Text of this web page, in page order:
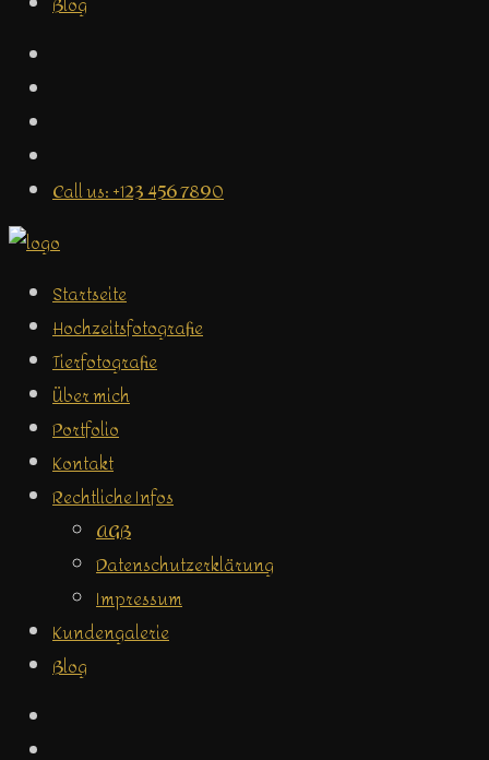
Call us: +123 456 7890
Startseite
Hochzeitsfotografie
Tierfotografie
Über mich
Portfolio
Kontakt
Rechtliche Infos
AGB
Datenschutzerklärung
Impressum
Kundengalerie
Blog